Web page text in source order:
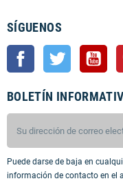
SÍGUENOS
Facebook Twitter
BOLETÍN
Puede darse de baja en
información de contacto en el